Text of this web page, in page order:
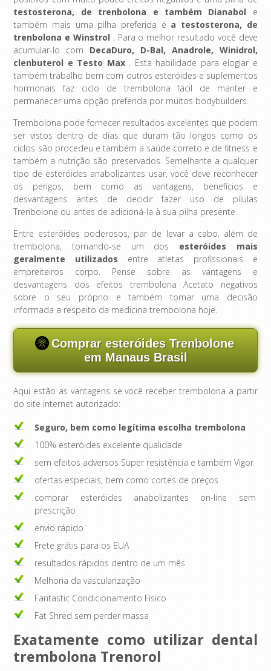
testosterona, de trenbolona e também Dianabol e
também mais uma pilha preferida é a testosterona, de
trenbolona e Winstrol . Para o melhor resultado você deve
acumular-lo com DecaDuro, D-Bal, Anadrole, Winidrol,
clenbuterol e Testo Max. Esta habilidade para elogiar e
também trabalho bem com outros esteróides e suplementos
hormonais faz ciclo de trembolona fácil de manter e
permanecer uma opção preferida por muitos bodybuilders.
Trembolona pode fornecer resultados excelentes que podem
ser vistos dentro de dias que duram tão longos como os
ciclos são procedeu e também a saúde correto e de fitness e
também a nutrição são preservados. Semelhante a qualquer
tipo de esteróides anabolizantes usar, você deve reconhecer
os perigos, bem como as vantagens, benefícios e
desvantagens antes de decidir fazer uso de pílulas
Trenbolone ou antes de adicioná-la à sua pilha presente.
Entre esteróides poderosos, par de levar a cabo, além de
trembolona, ​​tornando-se um dos esteróides mais
geralmente utilizados entre atletas profissionais e
empreiteiros corpo. Pense sobre as vantagens e
desvantagens dos efeitos trembolona Acetato negativos
sobre o seu próprio e também tomar uma decisão
informada a respeito da medicina trembolona hoje.
Comprar esteróides Trenbolone
em Manaus Brasil
Aqui estão as vantagens se você receber trembolona a partir
do site internet autorizado:
Seguro, bem como legítima escolha trembolona
100% esteróides excelente qualidade
sem efeitos adversos Super resistência e também Vigor
ofertas especiais, bem como cortes de preços
comprar esteróides anabolizantes on-line sem
prescrição
envio rápido
Frete grátis para os EUA
resultados rápidos dentro de um mês
Melhoria da vascularização
Fantastic Condicionamento Físico
Fat Shred sem perder massa
Exatamente como utilizar dental
trembolona Trenorol